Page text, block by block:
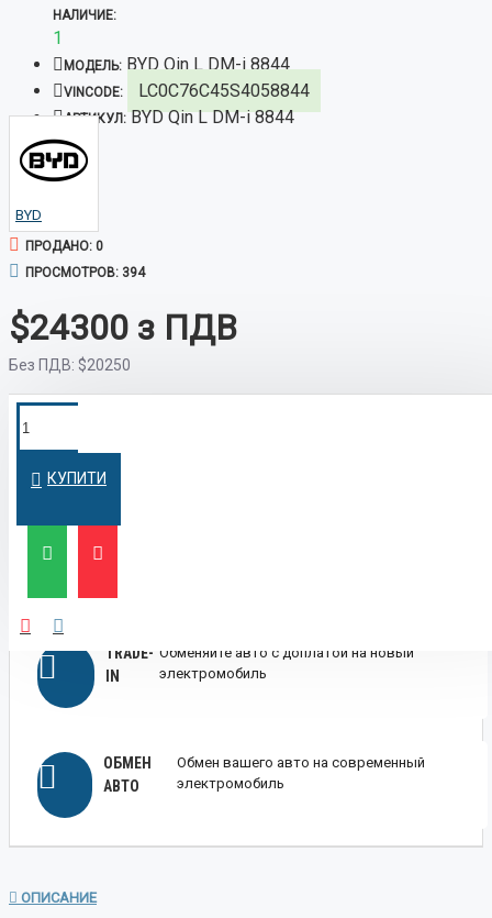
НАЛИЧИЕ:
1
МОДЕЛЬ: BYD Qin L DM-i 8844
VINCODE: LC0C76C45S4058844
АРТИКУЛ: BYD Qin L DM-i 8844
BYD
ПРОДАНО: 0
ПРОСМОТРОВ: 394
$24300
Без ПДВ: $20250
КУПИТИ
КРЕДИТ
TRADE-
IN
Обменяйте авто с доплатой на новый
электромобиль
ОБМЕН
АВТО
Обмен вашего авто на современный
электромобиль
ОПИСАНИЕ